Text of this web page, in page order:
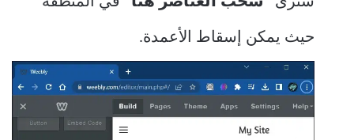
حيث يمكن إسقاط الأعمدة.